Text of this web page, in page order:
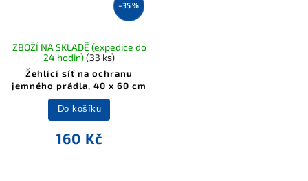
–35 %
Žehlící síť na ochranu
jemného prádla, 40 x 60 cm
ZBOŽÍ NA SKLADĚ (expedice do
24 hodin)(33 ks)
160 Kč
Do košíku